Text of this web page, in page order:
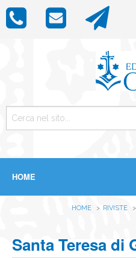
HOME
ICONE
IMMAGINI
HOME RIVISTE
Santa Teresa di